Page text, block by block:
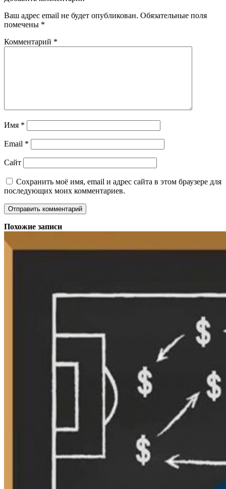
Ваш адрес email не будет опубликован. Обязательные поля
помечены *
Комментарий *
Имя *
Email *
Сайт
Сохранить моё имя, email и адрес сайта в этом браузере для
последующих моих комментариев.
Похожие записи